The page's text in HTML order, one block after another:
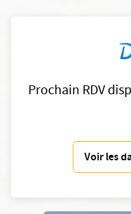
Prochain RDV
Voir les